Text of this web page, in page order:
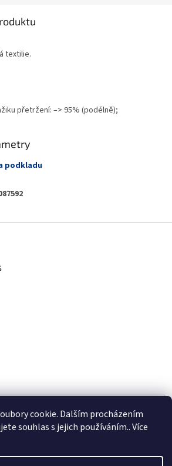
cookie. Dalším procházením
souhlas s jejich používáním.. Více
textilie.
přetržení: –> 95% (podélně);
podkladu
HLEDAT